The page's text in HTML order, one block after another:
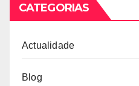
CATEGORIAS
Actualidade
Blog